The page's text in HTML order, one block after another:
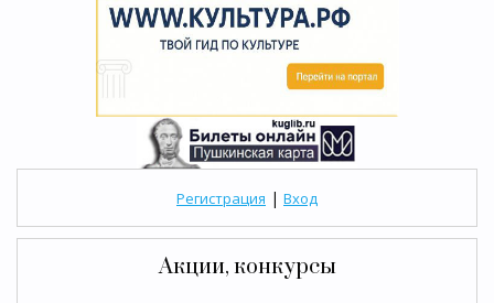
Регистрация | Вход
Акции, конкурсы